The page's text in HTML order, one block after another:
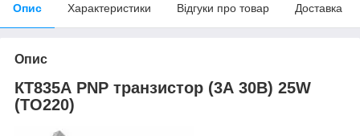
Опис Характеристики Відгуки про товар Доставка
Опис
КТ835А PNP транзистор (3А 30В) 25W
(ТО220)